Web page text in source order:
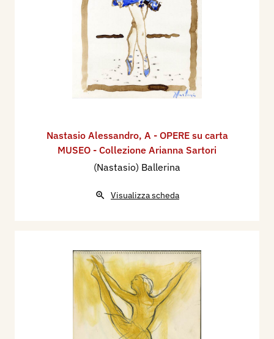
Nastasio Alessandro, A - OPERE su carta
MUSEO - Collezione Arianna Sartori
(Nastasio) Ballerina
Visualizza scheda